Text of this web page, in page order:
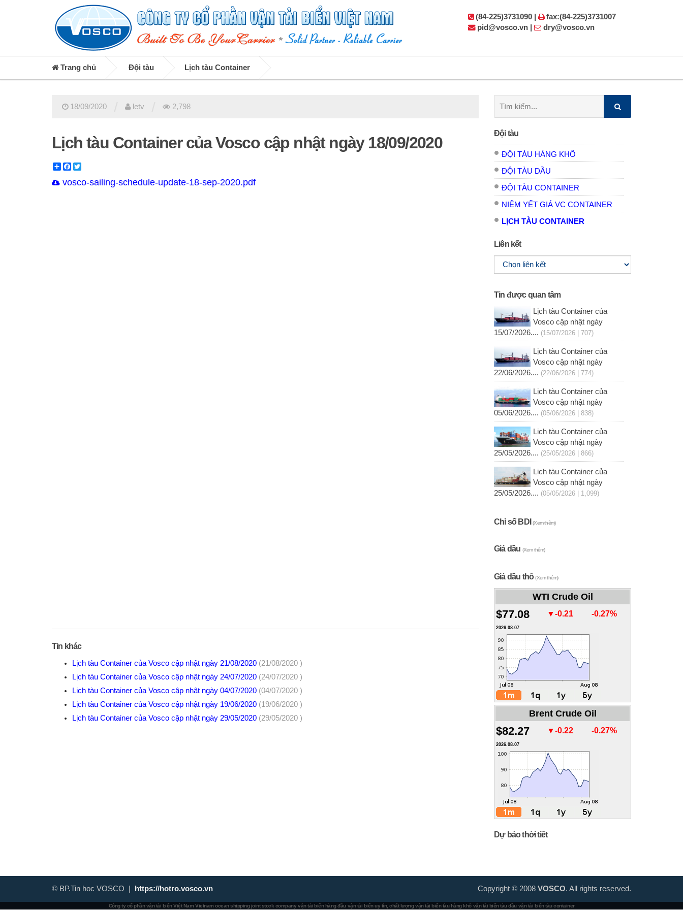
(84-225)3731090 |
fax:(84-225)3731007
pid@vosco.vn |
dry@vosco.vn
Trang chủ Đội tàu Lịch tàu Container
18/09/2020 letv 2,798
Lịch tàu Container của Vosco cập nhật ngày 18/09/2020
ShareFacebook
vosco-sailing-schedule-update-18-sep-2020.pdf
Tin khác
Lịch tàu Container của Vosco cập nhật ngày 21/08/2020 (21/08/2020 )
Lịch tàu Container của Vosco cập nhật ngày 24/07/2020 (24/07/2020 )
Lịch tàu Container của Vosco cập nhật ngày 04/07/2020 (04/07/2020 )
Lịch tàu Container của Vosco cập nhật ngày 19/06/2020 (19/06/2020 )
Lịch tàu Container của Vosco cập nhật ngày 29/05/2020 (29/05/2020 )
kiếm:
Đội tàu
ĐỘI TÀU HÀNG KHÔ
ĐỘI TÀU DẦU
ĐỘI TÀU CONTAINER
NIÊM YẾT GIÁ VC CONTAINER
LỊCH TÀU CONTAINER
Liên kết
Tin được quan tâm
Lịch tàu Container của
Vosco cập nhật ngày
15/07/2026.... (15/07/2026 | 707)
Lịch tàu Container của
Vosco cập nhật ngày
22/06/2026.... (22/06/2026 | 774)
Lịch tàu Container của
Vosco cập nhật ngày
05/06/2026.... (05/06/2026 | 838)
Lịch tàu Container của
Vosco cập nhật ngày
25/05/2026.... (25/05/2026 | 866)
Lịch tàu Container của
Vosco cập nhật ngày
25/05/2026.... (05/05/2026 | 1,099)
Chỉ số BDI(Xem thêm)
Giá dầu (Xem thêm)
Giá dầu thô(Xem thêm)
WTI Crude Oil
$77.08 ▼-0.21 -0.27%
2026.08.07
Brent Crude Oil
$82.27 ▼-0.22 -0.27%
2026.08.07
Dự báo thời tiết
© BP.Tin học VOSCO | https://hotro.vosco.vn Copyright © 2008 VOSCO. All rights reserved.
Công ty cổ phần vận tải biển Việt Nam Vietnam ocean shipping joint stock company vận tải biển hàng đầu vận tải biển uy tín, chất lượng vận tải biển tàu hàng khô vận tải biển tàu dầu vận tải biển tàu container